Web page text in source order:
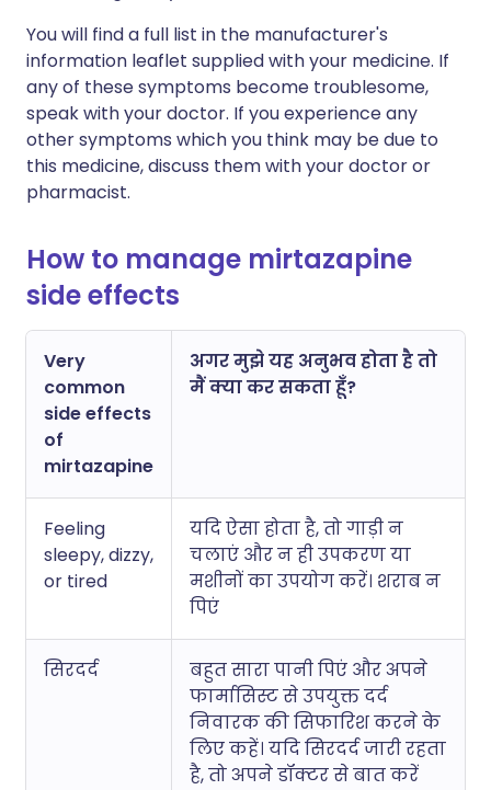
You will find a full list in the manufacturer's
information leaflet supplied with your medicine. If
any of these symptoms become troublesome,
speak with your doctor. If you experience any
other symptoms which you think may be due to
this medicine, discuss them with your doctor or
pharmacist.
How to manage mirtazapine
side effects
Very
common
side effects
of
mirtazapine
अगर मुझे यह अनुभव होता है तो
मैं क्या कर सकता हूँ?
Feeling
sleepy, dizzy,
or tired
यदि ऐसा होता है, तो गाड़ी न
चलाएं और न ही उपकरण या
मशीनों का उपयोग करें। शराब न
पिएं
सिरदर्द
बहुत सारा पानी पिएं और अपने
फार्मासिस्ट से उपयुक्त दर्द
निवारक की सिफारिश करने के
लिए कहें। यदि सिरदर्द जारी रहता
है, तो अपने डॉक्टर से बात करें